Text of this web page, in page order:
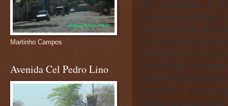
Na Austrália e
primeiro domingo
fevereiro; na
19 de março, dia
A data passou a
entidades da
onde
de filhos, o pai
foram um pai
Martinho Campos
Avenida Cel Pedro Lino